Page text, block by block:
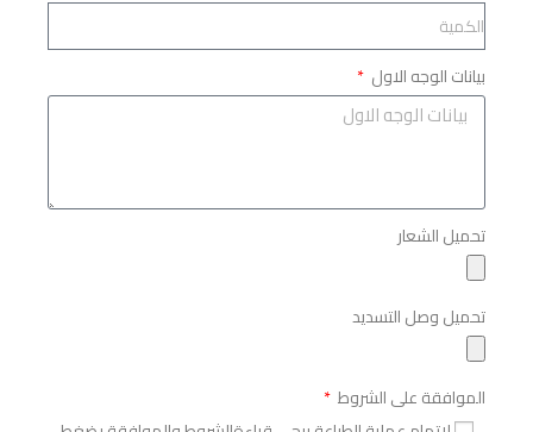
بيانات الوجه الاول
تحميل الشعار
تحميل وصل التسديد
الموافقة على الشروط